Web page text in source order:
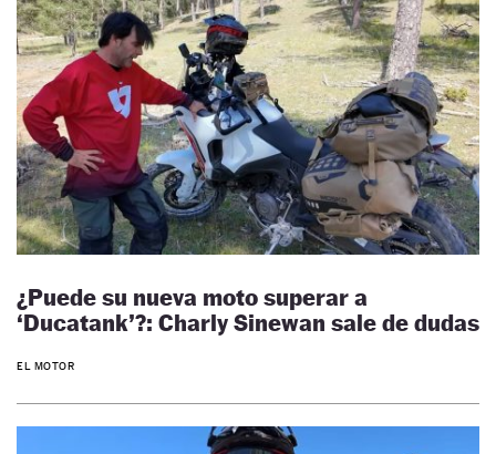
¿Puede su nueva moto superar a
‘Ducatank’?: Charly Sinewan sale de dudas
EL MOTOR